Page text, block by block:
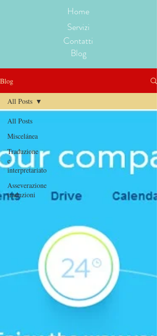
Home
Servizi
Contatti
Blog
Blog
All Posts
Miscelánea
Traduzione
e
interpretariato
Asseverazione
traduzioni
All Posts